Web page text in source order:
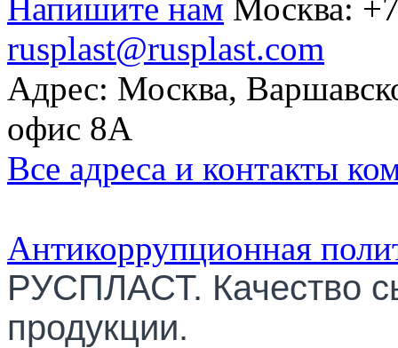
Напишите нам Москва:
rusplast@rusplast.com
Адрес: Москва,
офис 8А
Все адреса и контакты
Антикоррупционная
РУСПЛАСТ. Качество
продукции.